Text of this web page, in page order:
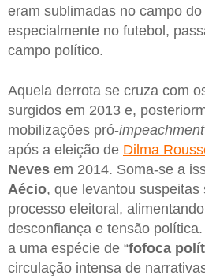
eram sublimadas no campo do
especialmente no futebol,
campo político.
Aquela derrota se cruza com
surgidos em 2013 e,
mobilizações pró-impeachment
após a eleição de Dilma
Neves em 2014. Soma-se a
Aécio, que levantou suspeitas
processo eleitoral,
desconfiança e tensão
a uma espécie de “fofoca
circulação intensa de